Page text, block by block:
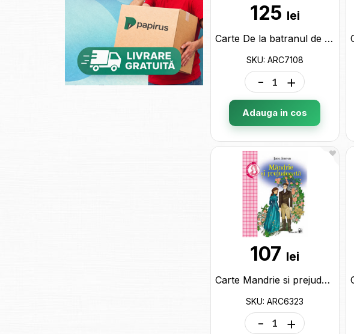
125 lei
Carte De la batranul de ieri la copilul de azi ARC7108
SKU: ARC7108
- +
Adauga in cos
107 lei
Carte Mandrie si prejudecata ARC6323
SKU: ARC6323
- +